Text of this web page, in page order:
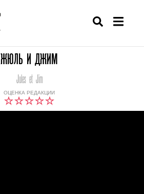
ЖЮЛЬ И ДЖИМ
ОЦЕНКА РЕДАКЦИИ
Jules et Jim